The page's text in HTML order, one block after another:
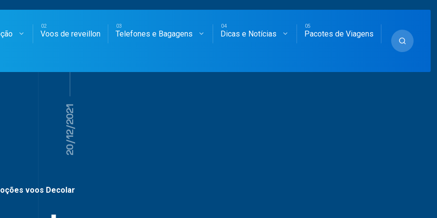
AÉREAS
Voos de reveillon Telefones e Bagagens Dicas e Notícias Pacotes de Viagens
20/12/2021
voos Decolar